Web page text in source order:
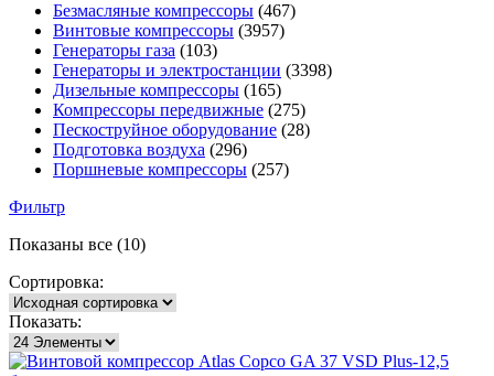
Безмасляные компрессоры (467)
Винтовые компрессоры (3957)
Генераторы газа (103)
Генераторы и электростанции (3398)
Дизельные компрессоры (165)
Компрессоры передвижные (275)
Пескоструйное оборудование (28)
Подготовка воздуха (296)
Поршневые компрессоры (257)
Фильтр
Показаны все (10)
Сортировка:
Показать: